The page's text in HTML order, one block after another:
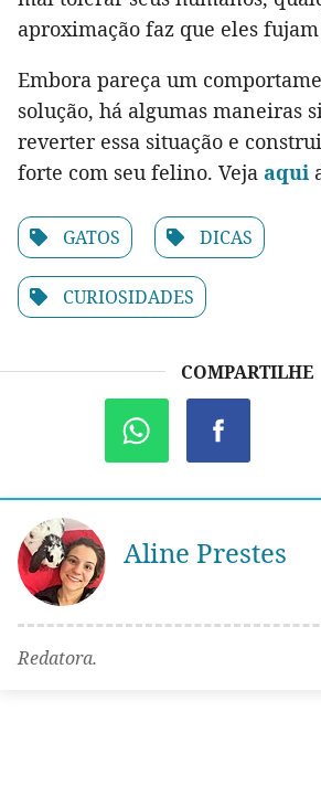
aproximação faz que eles
Embora pareça um
solução, há algumas maneiras
reverter essa situação e
forte com seu felino. Veja aqui
GATOS DICAS
CURIOSIDADES
COMPARTILHE
Aline Prestes
Redatora.